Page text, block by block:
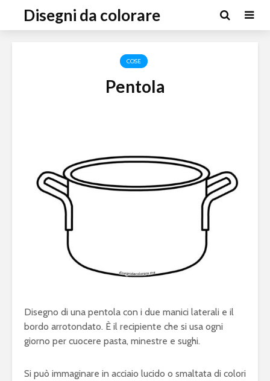
Disegni da colorare
COSE
Pentola
Disegno di una pentola con i due manici laterali e il
bordo arrotondato. È il recipiente che si usa ogni
giorno per cuocere pasta, minestre e sughi.
Si può immaginare in acciaio lucido o smaltata di colori